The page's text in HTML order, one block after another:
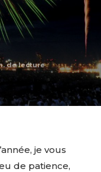
de lecture
je vous
de patience,